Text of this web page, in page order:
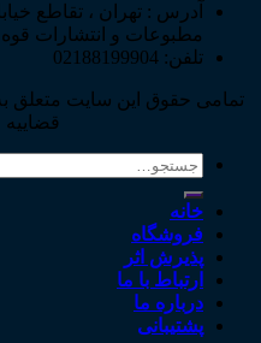
آدرس : تهران ، تقاطع
مطبوعات و انتشارات قوه
تلفن: 02188199904
تمامی حقوق این سایت متعلق
جستجو
خانه
فروشگاه
پذیرش اثر
ارتباط با ما
درباره ما
پشتیبانی